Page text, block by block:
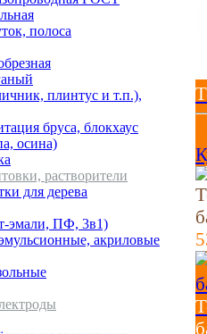
полоса
плинтус и т.п.),
бруса, блокхаус
осина)
растворители
для дерева
эмали, ПФ, 3в1)
акриловые